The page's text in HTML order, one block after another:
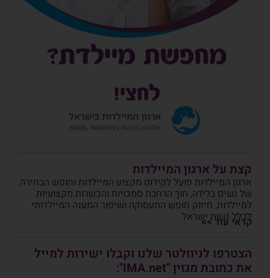
קצת על ארגון המיילדות
ארגון המיילדות פועל לקידום מקצוע המיילדות וחופש הבחירה
של נשים בלידה, תוך הרחבת סמכויות והכשרות מקצועיות
למיילדות, חיזוק חופש התעסוקה ושיפור המענה המיילדותי
לכלל נשות ישראל.
קראי עוד >>
הצטרפו לניוזלטר שלנו וקבלו ישירות למייל
את כתובת מגזין "IMA.net":